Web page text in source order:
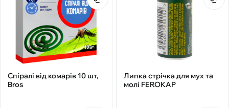
Спіралі від комарів 10 шт,
Bros
Липка стрічка для мух та
молі FEROKAP